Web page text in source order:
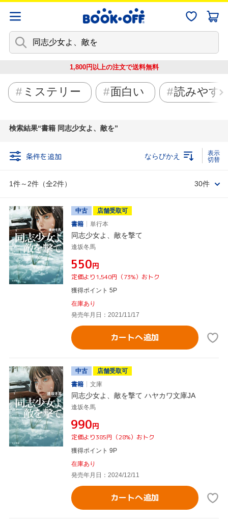
1,800円以上の注文で送料無料
ミステリー 面白い 読みやす
検索結果 書籍 同志少女よ、敵を
条件を追加
1件～2件（全2件）
ならびかえ
30件
中古
店舗受取可
書籍
単行本
同志少女よ、敵を撃て
逢坂冬馬
¥550円
定価より1,540円（73%）おトク
獲得ポイント 5P
在庫あり
発売年月日：2021/11/17
カートへ追加
中古
店舗受取可
書籍
文庫
同志少女よ、敵を撃て ハヤカワ文庫JA
逢坂冬馬
¥990円
定価より385円（28%）おトク
獲得ポイント 9P
在庫あり
発売年月日：2024/12/11
カートへ追加